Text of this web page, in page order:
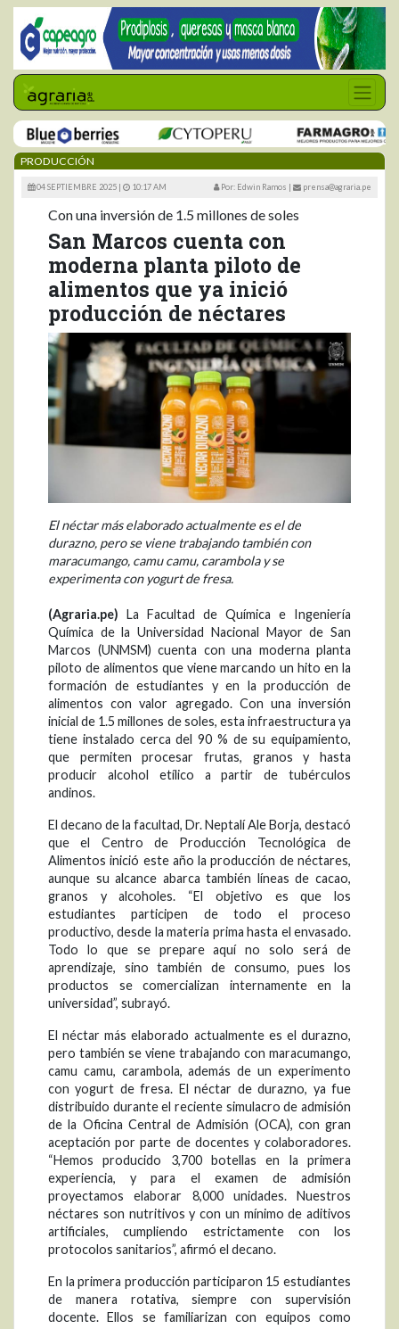
PRODUCCIÓN
04 SEPTIEMBRE 2025 | 10:17 AM Por: Edwin Ramos | prensa@agraria.pe
Con una inversión de 1.5 millones de soles
San Marcos cuenta con
moderna planta piloto de
alimentos que ya inició
producción de néctares
El néctar más elaborado actualmente es el de
durazno, pero se viene trabajando también con
maracumango, camu camu, carambola y se
experimenta con yogurt de fresa.
(Agraria.pe) La Facultad de Química e Ingeniería
Química de la Universidad Nacional Mayor de San
Marcos (UNMSM) cuenta con una moderna planta
piloto de alimentos que viene marcando un hito en la
formación de estudiantes y en la producción de
alimentos con valor agregado. Con una inversión
inicial de 1.5 millones de soles, esta infraestructura ya
tiene instalado cerca del 90 % de su equipamiento,
que permiten procesar frutas, granos y hasta
producir alcohol etílico a partir de tubérculos
andinos.
El decano de la facultad, Dr. Neptalí Ale Borja, destacó
que el Centro de Producción Tecnológica de
Alimentos inició este año la producción de néctares,
aunque su alcance abarca también líneas de cacao,
granos y alcoholes. “El objetivo es que los
estudiantes participen de todo el proceso
productivo, desde la materia prima hasta el envasado.
Todo lo que se prepare aquí no solo será de
aprendizaje, sino también de consumo, pues los
productos se comercializan internamente en la
universidad”, subrayó.
El néctar más elaborado actualmente es el durazno,
pero también se viene trabajando con maracumango,
camu camu, carambola, además de un experimento
con yogurt de fresa. El néctar de durazno, ya fue
distribuido durante el reciente simulacro de admisión
de la Oficina Central de Admisión (OCA), con gran
aceptación por parte de docentes y colaboradores.
“Hemos producido 3,700 botellas en la primera
experiencia, y para el examen de admisión
proyectamos elaborar 8,000 unidades. Nuestros
néctares son nutritivos y con un mínimo de aditivos
artificiales, cumpliendo estrictamente con los
protocolos sanitarios”, afirmó el decano.
En la primera producción participaron 15 estudiantes
de manera rotativa, siempre con supervisión
docente. Ellos se familiarizan con equipos como